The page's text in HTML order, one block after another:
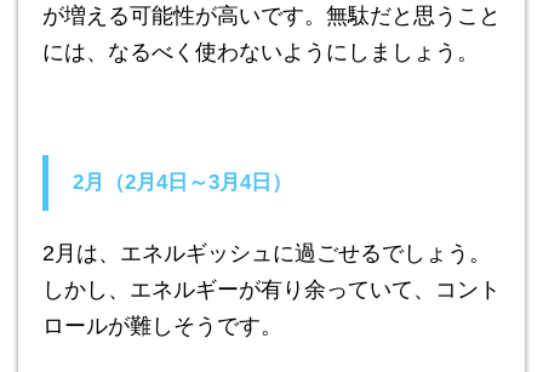
が増える可能性が高いです。無駄だと思うこと
には、なるべく使わないようにしましょう。
2月（2月4日～3月4日）
2月は、エネルギッシュに過ごせるでしょう。
しかし、エネルギーが有り余っていて、コント
ロールが難しそうです。